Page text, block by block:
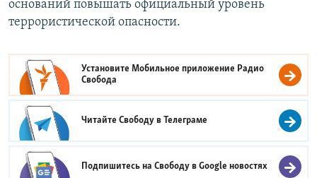
оснований повышать официальный уровень
террористической опасности.
Установите Мобильное приложение Радио
Свобода
Читайте Свободу вТелеграме
Подпишитесь на Свободу вGoogle новостях